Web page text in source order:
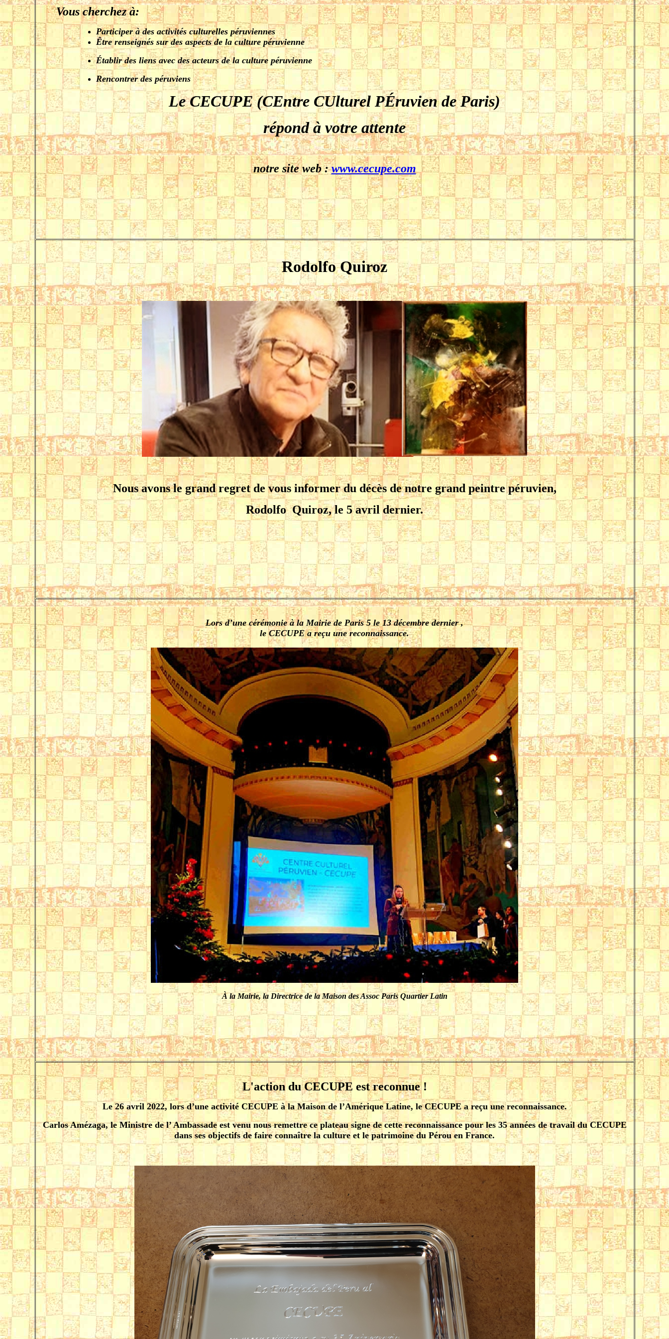
Vous cherchez à:
Participer à des activités culturelles péruviennes
Être renseignés sur des aspects de la culture péruvienne
Établir des liens avec des acteurs de la culture péruvienne
Rencontrer des péruviens
Le CECUPE(CEntre CUlturel PÉruvien de Paris)
répond à votre attente
notre site web :www.cecupe.com
Rodolfo Quiroz
Nous avons le grand regret de vous informer du décès de notre grand peintre péruvien,
Rodolfo Quiroz, le 5 avril dernier.
Lors d’une cérémonie à la Mairie de Paris 5 le 13 décembre dernier ,
le CECUPE a reçu une reconnaissance.
À la Mairie, la Directrice de la Maison des Assoc Paris Quartier Latin
L'action du CECUPE est reconnue !
Le 26 avril 2022, lors d’une activité CECUPE à la Maison de l’Amérique Latine, le CECUPE a reçu une reconnaissance.
Carlos Amézaga, le Ministre de l’ Ambassade est venu nous remettre ce plateau signe de cette reconnaissance pour les 35 années de travail du CECUPE
dans ses objectifs de faire connaître la culture et le patrimoine du Pérou en France.